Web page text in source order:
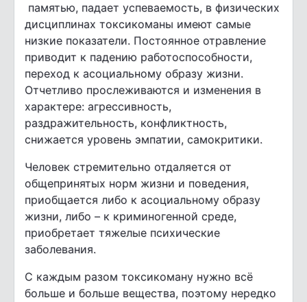
памятью, падает успеваемость, в физических
дисциплинах токсикоманы имеют самые
низкие показатели. Постоянное отравление
приводит к падению работоспособности,
переход к асоциальному образу жизни.
Отчетливо прослеживаются и изменения в
характере: агрессивность,
раздражительность, конфликтность,
снижается уровень эмпатии, самокритики.
Человек стремительно отдаляется от
общепринятых норм жизни и поведения,
приобщается либо к асоциальному образу
жизни, либо – к криминогенной среде,
приобретает тяжелые психические
заболевания.
С каждым разом токсикоману нужно всё
больше и больше вещества, поэтому нередко